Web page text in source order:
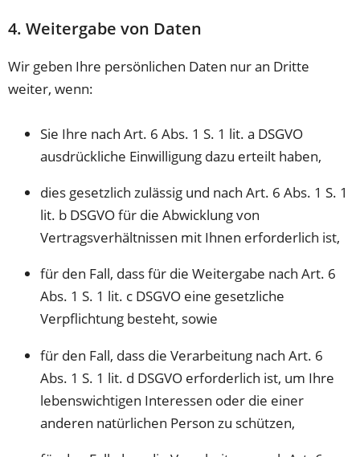
4. Weitergabe von Daten
Wir geben Ihre persönlichen Daten nur an Dritte
weiter, wenn:
Sie Ihre nach Art. 6 Abs. 1 S. 1 lit. a DSGVO
ausdrückliche Einwilligung dazu erteilt haben,
dies gesetzlich zulässig und nach Art. 6 Abs. 1 S. 1
lit. b DSGVO für die Abwicklung von
Vertragsverhältnissen mit Ihnen erforderlich ist,
für den Fall, dass für die Weitergabe nach Art. 6
Abs. 1 S. 1 lit. c DSGVO eine gesetzliche
Verpflichtung besteht, sowie
für den Fall, dass die Verarbeitung nach Art. 6
Abs. 1 S. 1 lit. d DSGVO erforderlich ist, um Ihre
lebenswichtigen Interessen oder die einer
anderen natürlichen Person zu schützen,